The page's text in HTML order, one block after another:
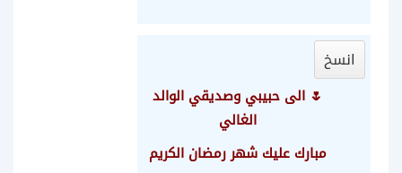
انسخ
🌷 الى حبيبي وصديقي الوالد
الغالي
مبارك عليك شهر رمضان الكريم